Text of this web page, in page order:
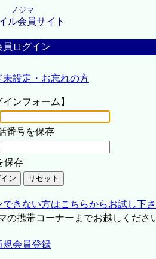
ノジマ
ル会員サイト
員ログイン
未設定・お忘れの方
インフォーム】
番号を保存
保存
きない方はこちらからお試し下
携帯コーナーまでお越しくださ
規会員登録